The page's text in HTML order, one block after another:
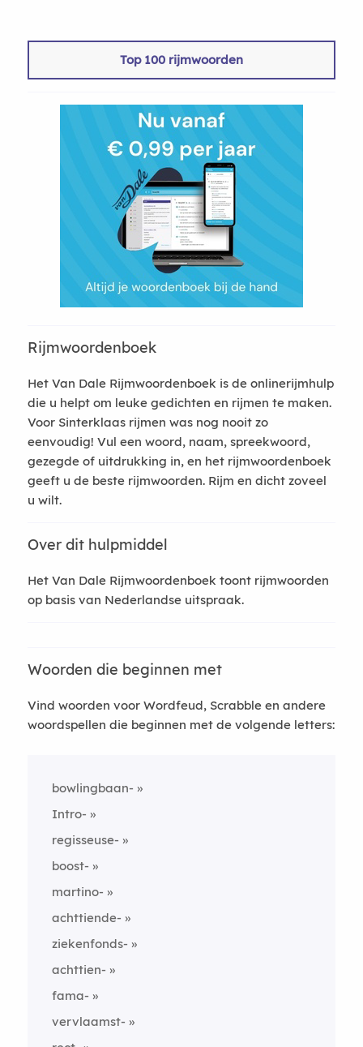
Top 100 rijmwoorden
Rijmwoordenboek
Het Van Dale Rijmwoordenboek is de onlinerijmhulp
die u helpt om leuke gedichten en rijmen te maken.
Voor Sinterklaas rijmen was nog nooit zo
eenvoudig! Vul een woord, naam, spreekwoord,
gezegde of uitdrukking in, en het rijmwoordenboek
geeft u de beste rijmwoorden. Rijm en dicht zoveel
u wilt.
Over dit hulpmiddel
Het Van Dale Rijmwoordenboek toont rijmwoorden
op basis van Nederlandse uitspraak.
Woorden die beginnen met
Vind woorden voor Wordfeud, Scrabble en andere
woordspellen die beginnen met de volgende letters:
bowlingbaan-
Intro-
regisseuse-
boost-
martino-
achttiende-
ziekenfonds-
achttien-
fama-
vervlaamst-